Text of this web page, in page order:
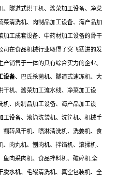
、隧道式烘干机、酱菜加工设备、净菜
菜清洗机、肉制品加工设备、海产品加
加工成套设备、中药材加工设备的骨干
司在食品机械行业取得了突飞猛进的发
销售于一体的具有综合实力的企业。
设备、巴氏杀菌机、隧道式速冻机、大
干机、酱菜加工流水线、净菜加工设
机、肉制品加工设备、海产品加工设
工设备、滚筒洗袋机、洗筐机、机械手
翻转风干机、喷淋清洗机、洗姜机、食
肉丸机、刨肉机、拌馅机、滚揉机、
鱼肉采肉机、食品拌料机、破碎机.全
脱水机、毛辊清洗机、真空包装机、全